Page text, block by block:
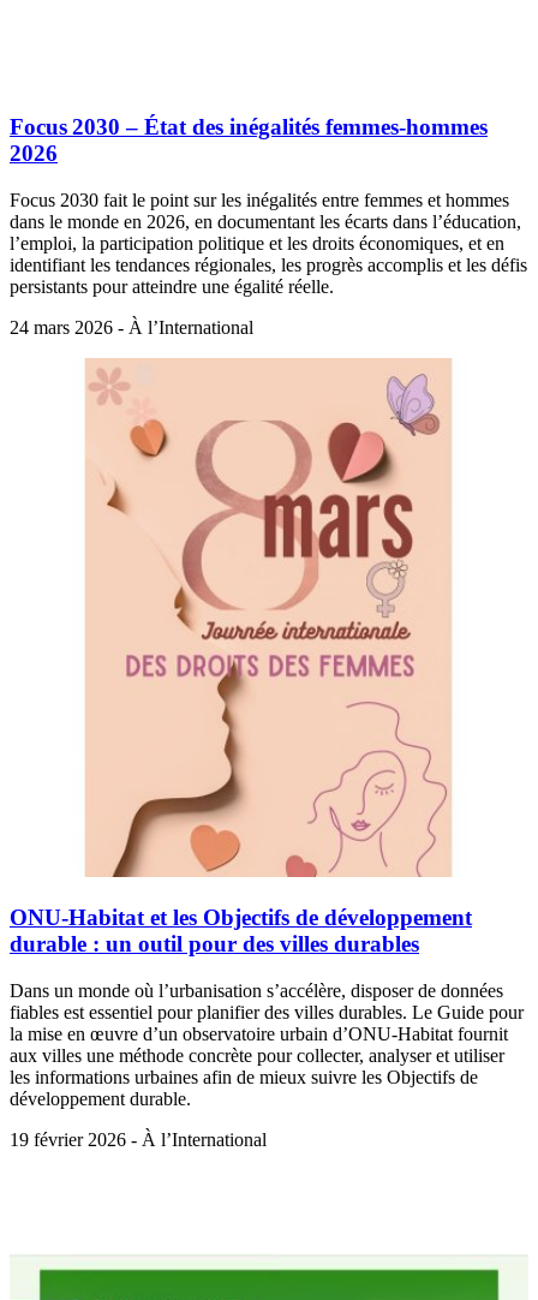
Focus 2030 – État des inégalités femmes‑hommes
2026
Focus 2030 fait le point sur les inégalités entre femmes et hommes
dans le monde en 2026, en documentant les écarts dans l’éducation,
l’emploi, la participation politique et les droits économiques, et en
identifiant les tendances régionales, les progrès accomplis et les défis
persistants pour atteindre une égalité réelle.
24 mars 2026 - À l’International
ONU-Habitat et les Objectifs de développement
durable : un outil pour des villes durables
Dans un monde où l’urbanisation s’accélère, disposer de données
fiables est essentiel pour planifier des villes durables. Le Guide pour
la mise en œuvre d’un observatoire urbain d’ONU-Habitat fournit
aux villes une méthode concrète pour collecter, analyser et utiliser
les informations urbaines afin de mieux suivre les Objectifs de
développement durable.
19 février 2026 - À l’International